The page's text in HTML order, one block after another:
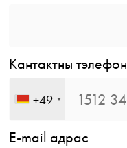
Кантактны тэлефон
+49
E-mail адрас